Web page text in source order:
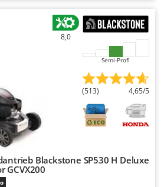
8,0
Semi-Profi
(513) 4,65/5
Blackstone SP530 H Deluxe
GCVX200